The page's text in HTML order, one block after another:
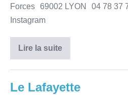
Forces 69002 LYON 04 78 37
Instagram
Lire la suite
Le Lafayette